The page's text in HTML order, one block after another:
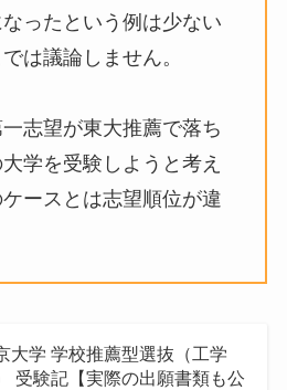
ったという例は少ない
は議論しません。
志望が東大推薦で落ち
学を受験しようと考え
ースとは志望順位が違
大学 学校推薦型選抜（工学
受験記【実際の出願書類も公